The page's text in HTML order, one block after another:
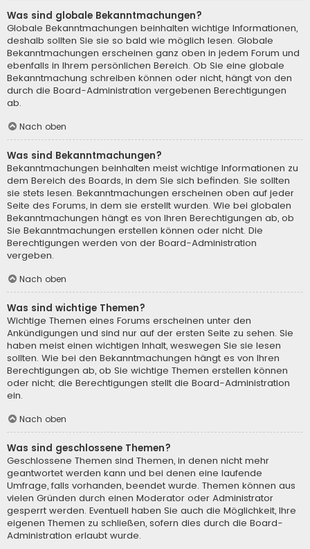
Was sind globale Bekanntmachungen?
Globale Bekanntmachungen beinhalten wichtige Informationen,
deshalb sollten Sie sie so bald wie möglich lesen. Globale
Bekanntmachungen erscheinen ganz oben in jedem Forum und
ebenfalls in Ihrem persönlichen Bereich. Ob Sie eine globale
Bekanntmachung schreiben können oder nicht, hängt von den
durch die Board-Administration vergebenen Berechtigungen
ab.
Nach oben
Was sind Bekanntmachungen?
Bekanntmachungen beinhalten meist wichtige Informationen zu
dem Bereich des Boards, in dem Sie sich befinden. Sie sollten
sie stets lesen. Bekanntmachungen erscheinen oben auf jeder
Seite des Forums, in dem sie erstellt wurden. Wie bei globalen
Bekanntmachungen hängt es von Ihren Berechtigungen ab, ob
Sie Bekanntmachungen erstellen können oder nicht. Die
Berechtigungen werden von der Board-Administration
vergeben.
Nach oben
Was sind wichtige Themen?
Wichtige Themen eines Forums erscheinen unter den
Ankündigungen und sind nur auf der ersten Seite zu sehen. Sie
haben meist einen wichtigen Inhalt, weswegen Sie sie lesen
sollten. Wie bei den Bekanntmachungen hängt es von Ihren
Berechtigungen ab, ob Sie wichtige Themen erstellen können
oder nicht; die Berechtigungen stellt die Board-Administration
ein.
Nach oben
Was sind geschlossene Themen?
Geschlossene Themen sind Themen, in denen nicht mehr
geantwortet werden kann und bei denen eine laufende
Umfrage, falls vorhanden, beendet wurde. Themen können aus
vielen Gründen durch einen Moderator oder Administrator
gesperrt werden. Eventuell haben Sie auch die Möglichkeit, Ihre
eigenen Themen zu schließen, sofern dies durch die Board-
Administration erlaubt wurde.